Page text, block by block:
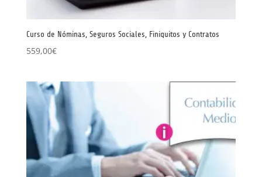
Curso de Nóminas, Seguros Sociales, Finiquitos y Contratos
559,00€